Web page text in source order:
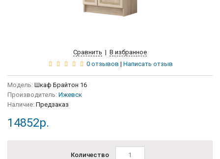
Сравнить | В избранное
0 отзывов | Написать отзыв
Модель: Шкаф Брайтон 16
Производитель: Ижевск
Наличие: Предзаказ
14852р.
Количество